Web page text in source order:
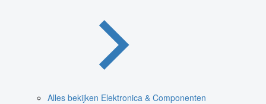
Alles bekijken Elektronica & Componenten